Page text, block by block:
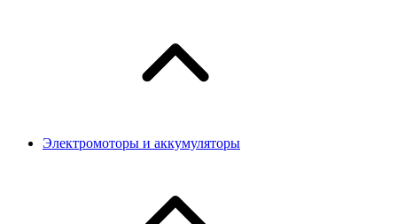
Электромоторы и аккумуляторы